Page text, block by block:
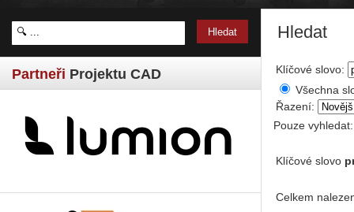
Partneři Projektu CAD
Hledat
Klíčové slovo:
Všechna
Řazení:
Pouze
Klíčové slovo
Celkem